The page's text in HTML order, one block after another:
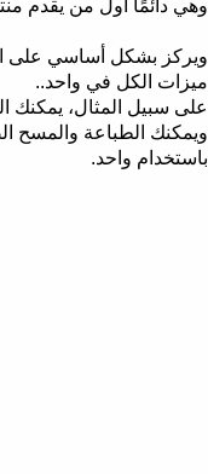
وهي دائمًا أول من يقدم
ويركز بشكل أساسي على
ميزات الكل في واحد..
على سبيل المثال، يمكنك
ويمكنك الطباعة والمسح
باستخدام واحد.